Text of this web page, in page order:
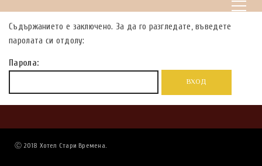
Съдържанието е заключено. За да го разгледате, въведете
паролата си отдолу:
Парола:
Ⓒ 2018 Хотел Стари Времена.